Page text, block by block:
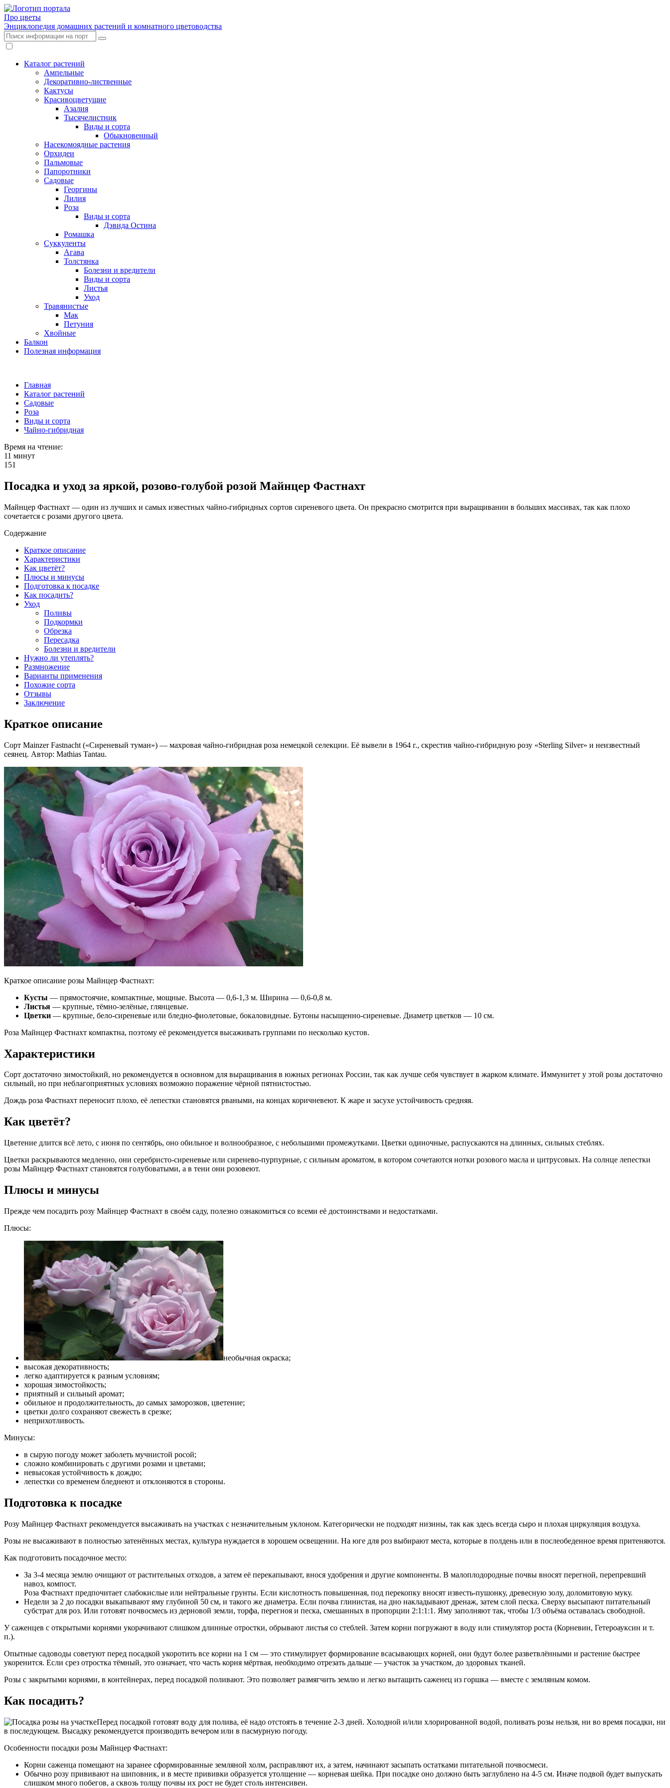
Про цветы
Энциклопедия домашних растений и комнатного цветоводства
Каталог растений
Ампельные
Декоративно-лиственные
Кактусы
Красивоцветущие
Азалия
Тысячелистник
Виды и сорта
Обыкновенный
Насекомоядные растения
Орхидеи
Пальмовые
Папоротники
Садовые
Георгины
Лилия
Роза
Виды и сорта
Дэвида Остина
Ромашка
Суккуленты
Агава
Толстянка
Болезни и вредители
Виды и сорта
Листья
Уход
Травянистые
Мак
Петуния
Хвойные
Балкон
Полезная информация
Главная
Каталог растений
Садовые
Роза
Виды и сорта
Чайно-гибридная
Время на чтение:
11 минут
151
Посадка и уход за яркой, розово-голубой розой Майнцер Фастнахт
Майнцер Фастнахт — один из лучших и самых известных чайно-гибридных сортов сиреневого цвета. Он прекрасно смотрится при выращивании в больших массивах, так как плохо
сочетается с розами другого цвета.
Содержание
Краткое описание
Характеристики
Как цветёт?
Плюсы и минусы
Подготовка к посадке
Как посадить?
Уход
Поливы
Подкормки
Обрезка
Пересадка
Болезни и вредители
Нужно ли утеплять?
Размножение
Варианты применения
Похожие сорта
Отзывы
Заключение
Краткое описание
Сорт Mainzer Fastnacht («Сиреневый туман») — махровая чайно-гибридная роза немецкой селекции. Её вывели в 1964 г., скрестив чайно-гибридную розу «Sterling Silver» и неизвестный
сеянец. Автор: Mathias Tantau.
Краткое описание розы Майнцер Фастнахт:
Кусты — прямостоячие, компактные, мощные. Высота — 0,6-1,3 м. Ширина — 0,6-0,8 м.
Листья — крупные, тёмно-зелёные, глянцевые.
Цветки — крупные, бело-сиреневые или бледно-фиолетовые, бокаловидные. Бутоны насыщенно-сиреневые. Диаметр цветков — 10 см.
Роза Майнцер Фастнахт компактна, поэтому её рекомендуется высаживать группами по несколько кустов.
Характеристики
Сорт достаточно зимостойкий, но рекомендуется в основном для выращивания в южных регионах России, так как лучше себя чувствует в жарком климате. Иммунитет у этой розы достаточно
сильный, но при неблагоприятных условиях возможно поражение чёрной пятнистостью.
Дождь роза Фастнахт переносит плохо, её лепестки становятся рваными, на концах коричневеют. К жаре и засухе устойчивость средняя.
Как цветёт?
Цветение длится всё лето, с июня по сентябрь, оно обильное и волнообразное, с небольшими промежутками. Цветки одиночные, распускаются на длинных, сильных стеблях.
Цветки раскрываются медленно, они серебристо-сиреневые или сиренево-пурпурные, с сильным ароматом, в котором сочетаются нотки розового масла и цитрусовых. На солнце лепестки
розы Майнцер Фастнахт становятся голубоватыми, а в тени они розовеют.
Плюсы и минусы
Прежде чем посадить розу Майнцер Фастнахт в своём саду, полезно ознакомиться со всеми её достоинствами и недостатками.
Плюсы:
необычная окраска;
высокая декоративность;
легко адаптируется к разным условиям;
хорошая зимостойкость;
приятный и сильный аромат;
обильное и продолжительность, до самых заморозков, цветение;
цветки долго сохраняют свежесть в срезке;
неприхотливость.
Минусы:
в сырую погоду может заболеть мучнистой росой;
сложно комбинировать с другими розами и цветами;
невысокая устойчивость к дождю;
лепестки со временем бледнеют и отклоняются в стороны.
Подготовка к посадке
Розу Майнцер Фастнахт рекомендуется высаживать на участках с незначительным уклоном. Категорически не подходят низины, так как здесь всегда сыро и плохая циркуляция воздуха.
Розы не высаживают в полностью затенённых местах, культура нуждается в хорошем освещении. На юге для роз выбирают места, которые в полдень или в послеобеденное время притеняются.
Как подготовить посадочное место:
За 3-4 месяца землю очищают от растительных отходов, а затем её перекапывают, внося удобрения и другие компоненты. В малоплодородные почвы вносят перегной, перепревший
навоз, компост.
Роза Фастнахт предпочитает слабокислые или нейтральные грунты. Если кислотность повышенная, под перекопку вносят известь-пушонку, древесную золу, доломитовую муку.
Недели за 2 до посадки выкапывают яму глубиной 50 см, и такого же диаметра. Если почва глинистая, на дно накладывают дренаж, затем слой песка. Сверху высыпают питательный
субстрат для роз. Или готовят почвосмесь из дерновой земли, торфа, перегноя и песка, смешанных в пропорции 2:1:1:1. Яму заполняют так, чтобы 1/3 объёма оставалась свободной.
У саженцев с открытыми корнями укорачивают слишком длинные отростки, обрывают листья со стеблей. Затем корни погружают в воду или стимулятор роста (Корневин, Гетероауксин и т.
п.).
Опытные садоводы советуют перед посадкой укоротить все корни на 1 см — это стимулирует формирование всасывающих корней, они будут более разветвлёнными и растение быстрее
укоренится. Если срез отростка тёмный, это означает, что часть корня мёртвая, необходимо отрезать дальше — участок за участком, до здоровых тканей.
Розы с закрытыми корнями, в контейнерах, перед посадкой поливают. Это позволяет размягчить землю и легко вытащить саженец из горшка — вместе с земляным комом.
Как посадить?
Перед посадкой готовят воду для полива, её надо отстоять в течение 2-3 дней. Холодной и/или хлорированной водой, поливать розы нельзя, ни во время посадки, ни
в последующем. Высадку рекомендуется производить вечером или в пасмурную погоду.
Особенности посадки розы Майнцер Фастнахт:
Корни саженца помещают на заранее сформированные земляной холм, расправляют их, а затем, начинают засыпать остатками питательной почвосмеси.
Обычно розу прививают на шиповник, и в месте прививки образуется утолщение — корневая шейка. При посадке оно должно быть заглублено на 4-5 см. Иначе подвой будет выпускать
слишком много побегов, а сквозь толщу почвы их рост не будет столь интенсивен.